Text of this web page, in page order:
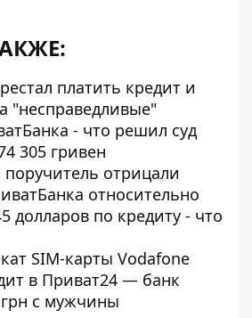
платить кредит и
"несправедливые"
- что решил суд
305 гривен
отрицали
относительно
долларов по кредиту - что
SIM-карты Vodafone
в Приват24 — банк
грн с мужчины